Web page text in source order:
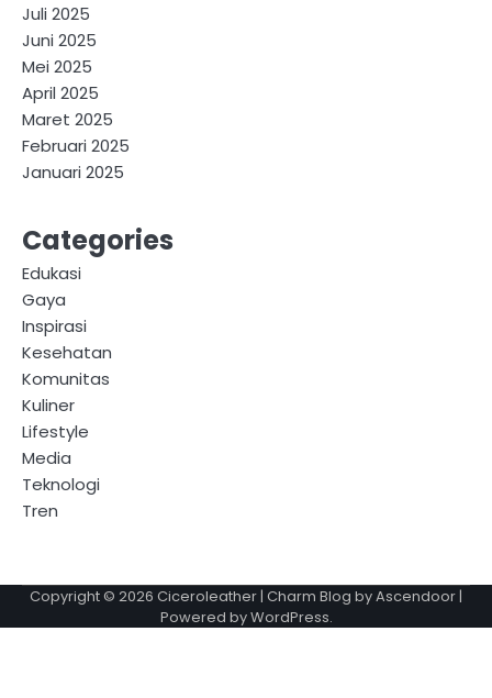
Juli 2025
Juni 2025
Mei 2025
April 2025
Maret 2025
Februari 2025
Januari 2025
Categories
Edukasi
Gaya
Inspirasi
Kesehatan
Komunitas
Kuliner
Lifestyle
Media
Teknologi
Tren
Copyright © 2026 Ciceroleather| Charm Blog byAscendoor|
Powered byWordPress.